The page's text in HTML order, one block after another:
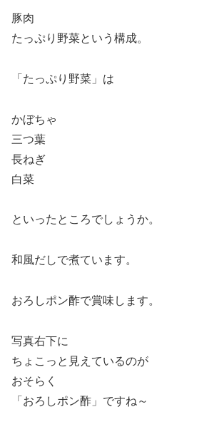
豚肉
たっぷり野菜という構成。
「たっぷり野菜」は
かぼちゃ
三つ葉
長ねぎ
白菜
といったところでしょうか。
和風だしで煮ています。
おろしポン酢で賞味します。
写真右下に
ちょこっと見えているのが
おそらく
「おろしポン酢」ですね～